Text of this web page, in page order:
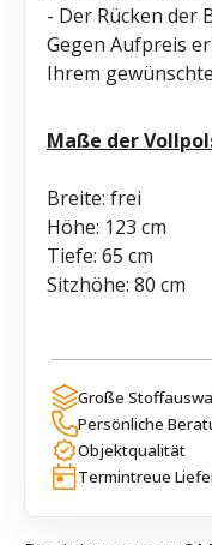
- Der Rücken der
Gegen Aufpreis
Ihrem
Maße der
Breite: frei
Höhe: 123 cm
Tiefe: 65 cm
Sitzhöhe: 80 cm
Große
Persönliche
Objektqualität
Termintreue